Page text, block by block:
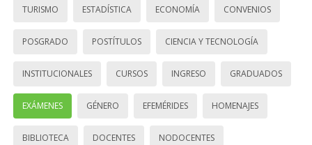
TURISMO ESTADÍSTICA ECONOMÍA CONVENIOS
POSGRADO POSTÍTULOS CIENCIA Y TECNOLOGÍA
INSTITUCIONALES CURSOS INGRESO GRADUADOS
EXÁMENES GÉNERO EFEMÉRIDES HOMENAJES
BIBLIOTECA DOCENTES NODOCENTES